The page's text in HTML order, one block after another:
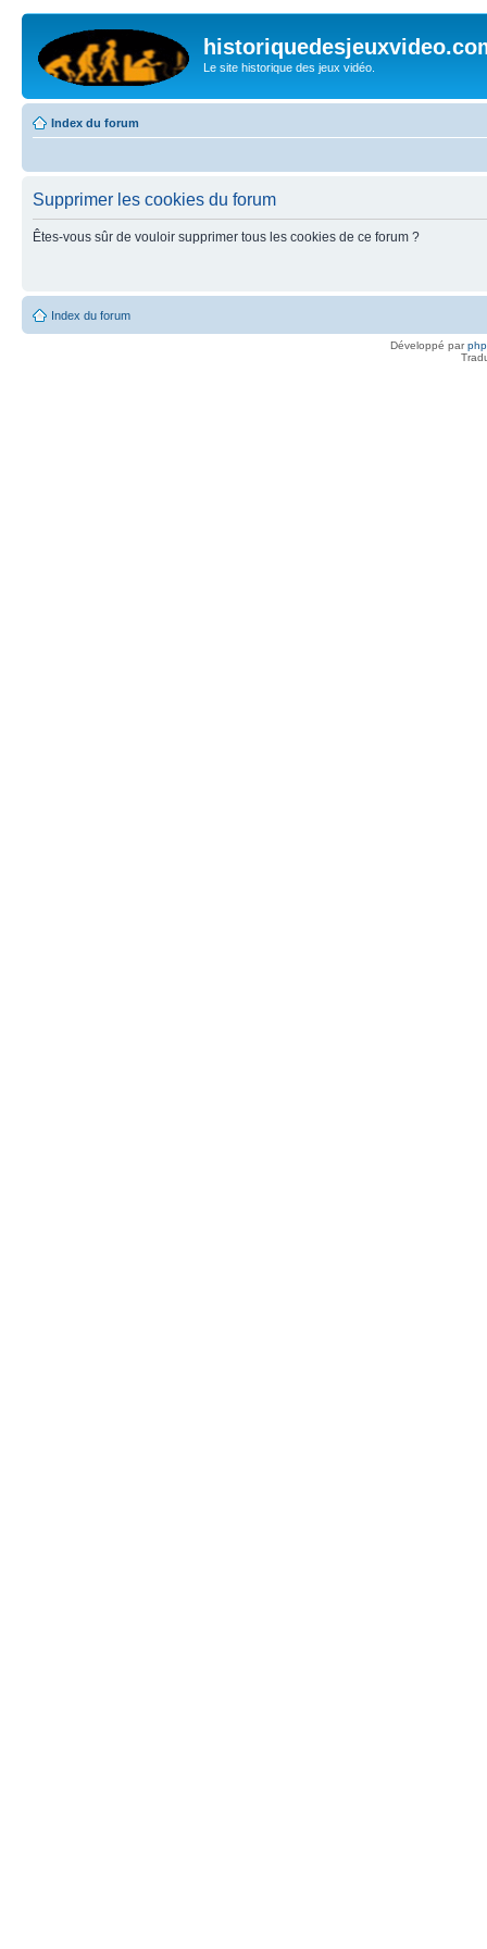
Le site historique des jeux vidéo.
Index du forum
Supprimer les cookies du forum
Êtes-vous sûr de vouloir supprimer tous les cookies de ce forum ?
Index du forum
Développé par